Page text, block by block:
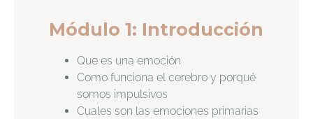
Módulo 1: Introducción
Que es una emoción
Como funciona el cerebro y porqué
somos impulsivos
Cuales son las emociones primarias